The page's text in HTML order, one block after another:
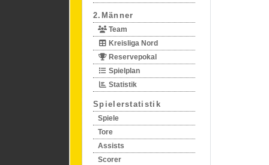
2.Männer
Team
Kreisliga Nord
Reservepokal
Spielplan
Statistik
Spielerstatistik
Spiele
Tore
Assists
Scorer